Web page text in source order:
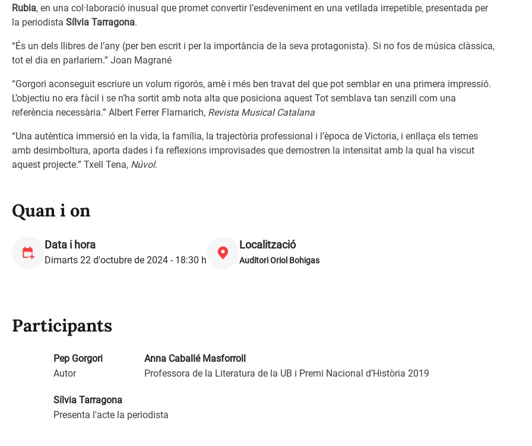
Rubia, en una col·laboració inusual que promet convertir l’esdeveniment en una vetllada irrepetible, presentada per
la periodista Sílvia Tarragona.
“És un dels llibres de l’any (per ben escrit i per la importància de la seva protagonista). Si no fos de música clàssica,
tot el dia en parlariem.” Joan Magrané
“Gorgori aconseguit escriure un volum rigorós, amè i més ben travat del que pot semblar en una primera impressió.
L’objectiu no era fàcil i se n’ha sortit amb nota alta que posiciona aquest Tot semblava tan senzill com una
referència necessària.” Albert Ferrer Flamarich, Revista Musical Catalana
“Una autèntica immersió en la vida, la família, la trajectòria professional i l’època de Victoria, i enllaça els temes
amb desimboltura, aporta dades i fa reflexions improvisades que demostren la intensitat amb la qual ha viscut
aquest projecte.” Txell Tena, Núvol.
Quan i on
Data i hora
Dimarts 22 d'octubre de 2024 - 18:30 h
Localització
Auditori Oriol Bohigas
Participants
Pep Gorgori
Autor
Anna Caballé Masforroll
Professora de la Literatura de la UB i Premi Nacional d’Història 2019
Sílvia Tarragona
Presenta l'acte la periodista